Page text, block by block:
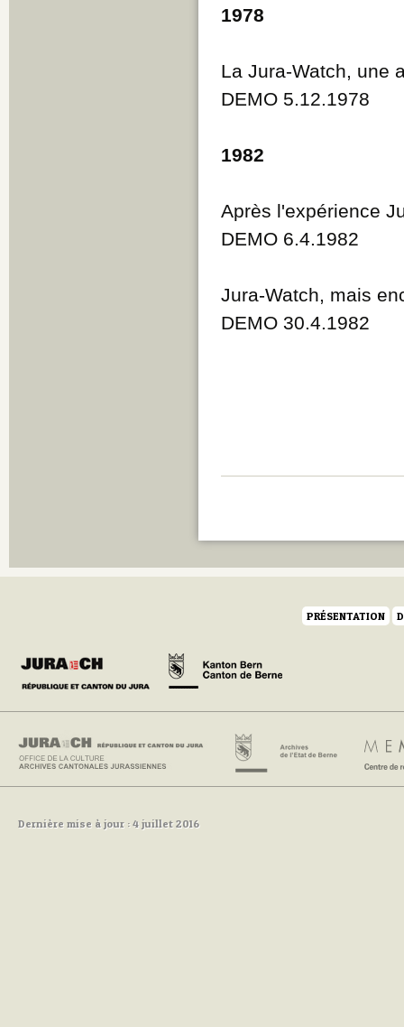
1978
La Jura-Watch, une
DEMO 5.12.1978
1982
Après l'expérience
DEMO 6.4.1982
Jura-Watch, mais
DEMO 30.4.1982
PRÉSENTATION
Dernière mise à jour : 4 juillet 2016